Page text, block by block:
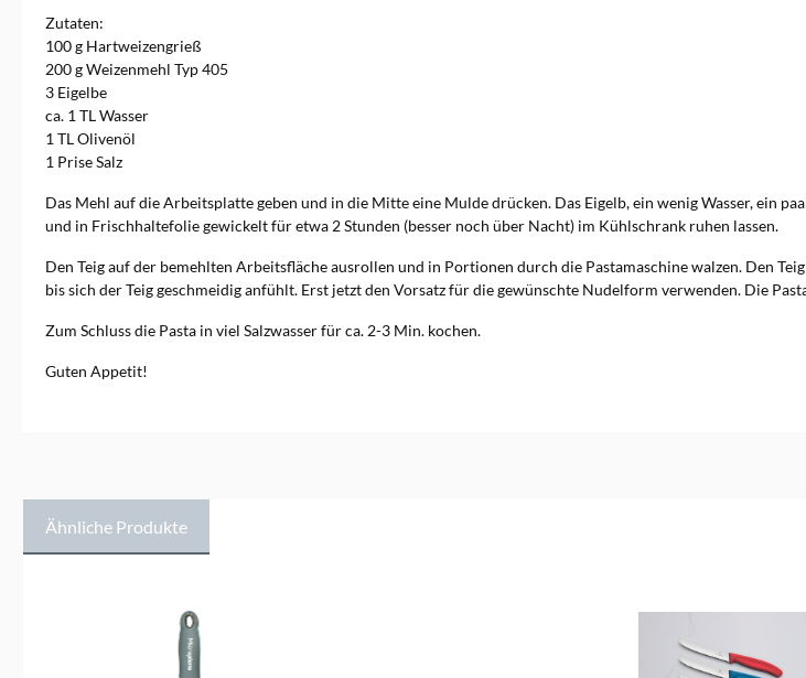
Ausgezeichnete
Küchenutensilien Design,
Funktionalität und Qualität
kommen nicht nur in der
Küche gut an. Auch die
zeichnen GEFU regelmäßig
aus. Mehrere reddot-Awards
internationale Preise zeugen
davon. Wir verlassen uns
Experten. Auch unser Team
und unsere Kunden testen die
regelmäßig. Wir verkaufen
vielen Jahren online wie
passen. Die Marke GEFU
Hervorragende Funktion,
Küchenutensil erfüllen muss.
Jeder Küchenhelfer soll bei
der Zubereitung ein sehr
Zutaten:
100 g Hartweizengrieß
200 g Weizenmehl Typ 405
3 Eigelbe
ca. 1 TL Wasser
1 TL Olivenöl
1 Prise Salz
Das Mehl auf die Arbeitsplatte geben und in die Mitte eine Mulde drücken. Das Eigelb, ein wenig Wasser, ein
und in Frischhaltefolie gewickelt für etwa 2 Stunden (besser noch über Nacht) im Kühlschrank ruhen lassen.
Den Teig auf der bemehlten Arbeitsfläche ausrollen und in Portionen durch die Pastamaschine walzen. Den
bis sich der Teig geschmeidig anfühlt. Erst jetzt den Vorsatz für die gewünschte Nudelform verwenden. Die
Zum Schluss die Pasta in viel Salzwasser für ca. 2-3 Min. kochen.
Guten Appetit!
Ähnliche Produkte